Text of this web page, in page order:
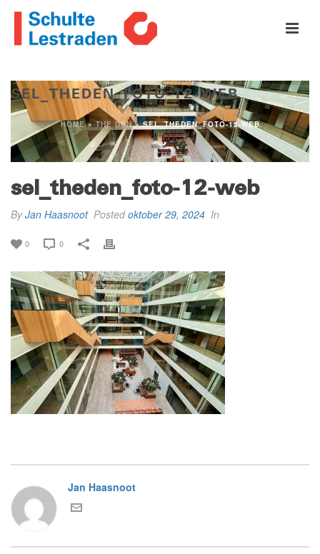
SEL_THEDEN_FOTO-12-WEB
HOME» THE DEN»SEL_THEDEN_FOTO-12-WEB
sel_theden_foto-12-web
ByJan Haasnoot Postedoktober 29, 2024 In
0 0
Jan Haasnoot